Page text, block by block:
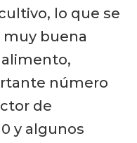
lo que se
buena
número
de
y algunos